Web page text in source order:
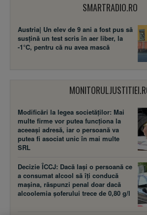
SMARTRADIO.RO
Austria| Un elev de 9 ani a fost pus să
susţină un test scris în aer liber, la
-1°C, pentru că nu avea mască
Modificări la legea societăţilor: Mai
multe firme vor putea funcţiona la
aceeaşi adresă, iar o persoană va
putea fi asociat unic în mai multe
SRL
Decizie ÎCCJ: Dacă laşi o persoană ce
a consumat alcool să îţi conducă
maşina, răspunzi penal doar dacă
alcoolemia şoferului trece de 0,80 g/l